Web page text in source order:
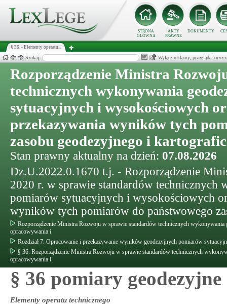
STRONA
GŁÓWNA
AKTY
PRAWNE
DOKUMENTY
§ 36. - Elementy operatu...
Szukaj: Wyłącz reklamy, przeglądaj
Rozporządzenie Ministra
technicznych wykonywania
sytuacyjnych i wysokościowych
przekazywania wyników tych
zasobu geodezyjnego i
Stan prawny aktualny na dzień: 07.08.2026
Dz.U.2022.0.1670 t.j. - Rozporządzenie
2020 r. w sprawie standardów technicznych
pomiarów sytuacyjnych i wysokościowych
wyników tych pomiarów do państwowego
Rozporządzenie Ministra Rozwoju w sprawie standardów technicznych
opracowywania i
Rozdział 7. Opracowanie i przekazywanie wyników geodezyjnych pomiarów
§ 36. Rozporządzenie Ministra Rozwoju w sprawie standardów technicznych
opracowywania i
§ 36 pomiary geodezyjne
Elementy operatu technicznego